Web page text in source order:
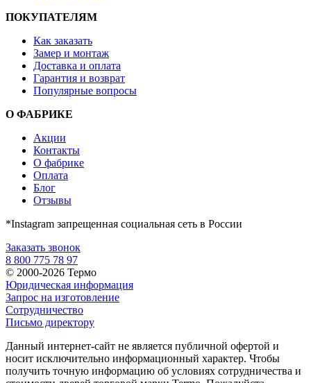
ПОКУПАТЕЛЯМ
Как заказать
Замер и монтаж
Доставка и оплата
Гарантия и возврат
Популярные вопросы
О ФАБРИКЕ
Акции
Контакты
О фабрике
Оплата
Блог
Отзывы
*Instagram запрещенная социальная сеть в России
Заказать звонок
8 800 775 78 97
© 2000-2026 Термо
Юридическая информация
Запрос на изготовление
Сотрудничество
Письмо директору
Данный интернет-сайт не является публичной офертой и
носит исключительно информационный характер. Чтобы
получить точную информацию об условиях сотрудничества и